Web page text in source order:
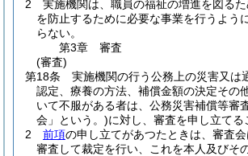
2
実施機関は、職員の福祉の増進を図る
を防止するために必要な事業を行うよう
らない。
第3章
審査
(審査)
第18条
実施機関の行う公務上の災害又は
認定、療養の方法、補償金額の決定その
いて不服がある者は、公務災害補償等審
会」という。)に対し、審査を申し立てる
2
前項の申し立てがあつたときは、審査
審査して裁定を行い、これを本人及びそ